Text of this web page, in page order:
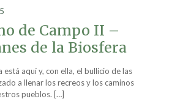
de Campo II –
de la Biosfera
está aquí y, con ella, el bullicio de las
a llenar los recreos y los caminos
pueblos. […]